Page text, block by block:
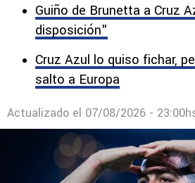
Guiño de Brunetta a Cruz
disposición"
Cruz Azul lo quiso fichar,
salto a Europa
Actualizado el 07/08/2026 -